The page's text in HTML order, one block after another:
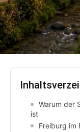
Warum der
ist
Freiburg im